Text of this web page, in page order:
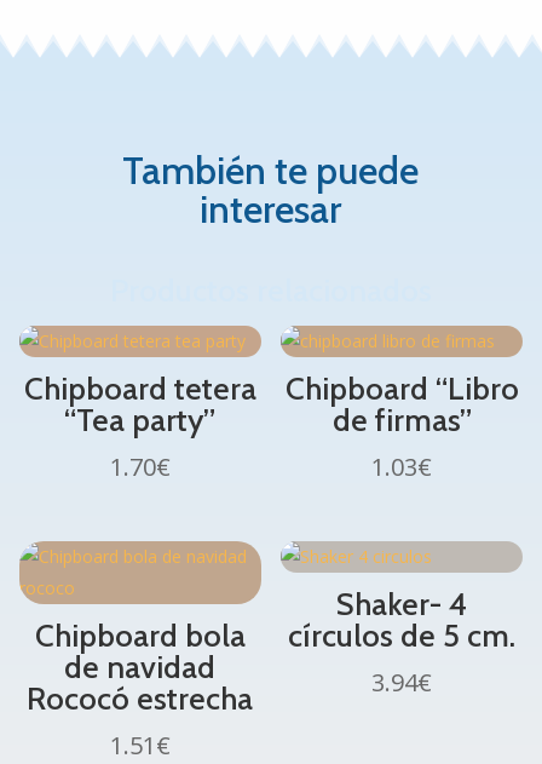
También te puede
interesar
Chipboard tetera
“Tea party”
1.70€
Chipboard “Libro
de firmas”
1.03€
Chipboard bola
de navidad
Rococó estrecha
1.51€
Shaker- 4
círculos de 5 cm.
3.94€